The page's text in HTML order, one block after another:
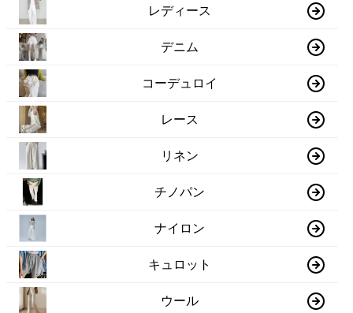
レディース
デニム
コーデュロイ
レース
リネン
チノパン
ナイロン
キュロット
ウール